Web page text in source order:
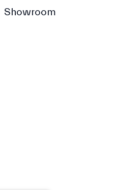
Showroom